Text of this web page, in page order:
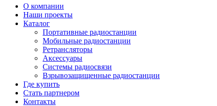
О компании
Наши проекты
Каталог
Портативные радиостанции
Мобильные радиостанции
Ретрансляторы
Аксессуары
Системы радиосвязи
Взрывозащищенные радиостанции
Где купить
Стать партнером
Контакты